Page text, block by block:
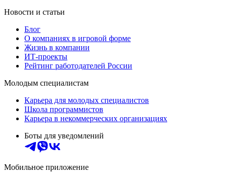
Новости и статьи
Блог
О компаниях в игровой форме
Жизнь в компании
ИТ-проекты
Рейтинг работодателей России
Молодым специалистам
Карьера для молодых специалистов
Школа программистов
Карьера в некоммерческих организациях
Боты для уведомлений
Мобильное приложение